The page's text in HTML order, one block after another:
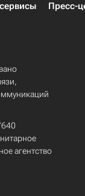
Пресс-
агентство